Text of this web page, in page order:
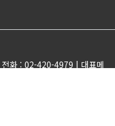
화 : 02-420-4979 | 대표메